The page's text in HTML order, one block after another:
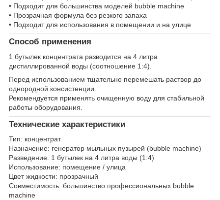
• Подходит для большинства моделей bubble machine
• Прозрачная формула без резкого запаха
• Подходит для использования в помещении и на улице
Способ применения
1 бутылек концентрата разводится на 4 литра
дистиллированной воды (соотношение 1:4).
Перед использованием тщательно перемешать раствор до
однородной консистенции.
Рекомендуется применять очищенную воду для стабильной
работы оборудования.
Технические характеристики
Тип: концентрат
Назначение: генератор мыльных пузырей (bubble machine)
Разведение: 1 бутылек на 4 литра воды (1:4)
Использование: помещение / улица
Цвет жидкости: прозрачный
Совместимость: большинство профессиональных bubble
machine